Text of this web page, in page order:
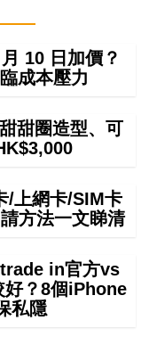
10 日加價？
成本壓力
甜圈造型、可
/上網卡/SIM卡
方法一文睇清
trade in官方vs
好？8個iPhone
私隱